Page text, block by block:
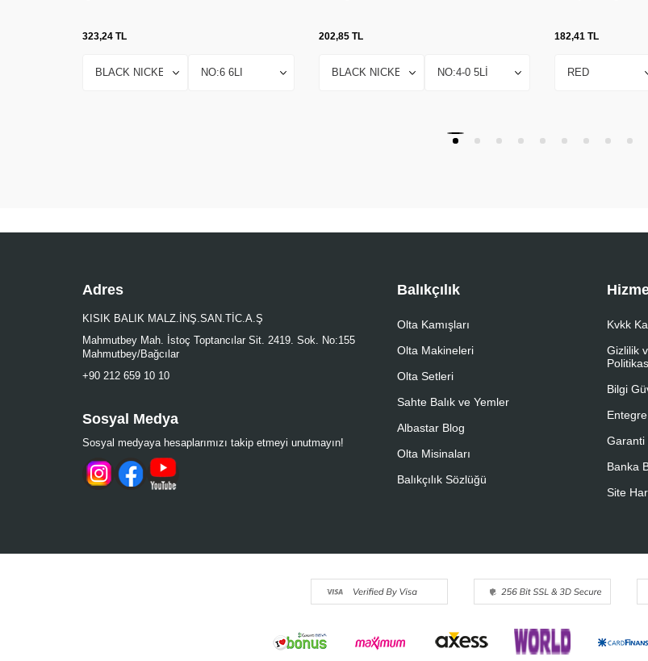
323,24 TL 202,85TL 182,41 TL
Adres
KISIK BALIK MALZ.İNŞ.SAN.TİC.A.Ş
Mahmutbey Mah. İstoç Toptancılar Sit. 2419. Sok. No:155
Mahmutbey/Bağcılar
+90 212 659 10 10
Sosyal Medya
Sosyal medyaya hesaplarımızı takip etmeyi unutmayın!
Balıkçılık
Olta Kamışları
Olta Makineleri
Olta Setleri
Sahte Balık ve Yemler
Albastar Blog
Olta Misinaları
Balıkçılık Sözlüğü
Kvkk
Gizlilik
Bilgi
Garanti
Banka
Site